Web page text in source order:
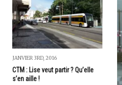
JANVIER 3RD, 2016
CTM : Lise veut partir ? Qu’elle
s’en aille !